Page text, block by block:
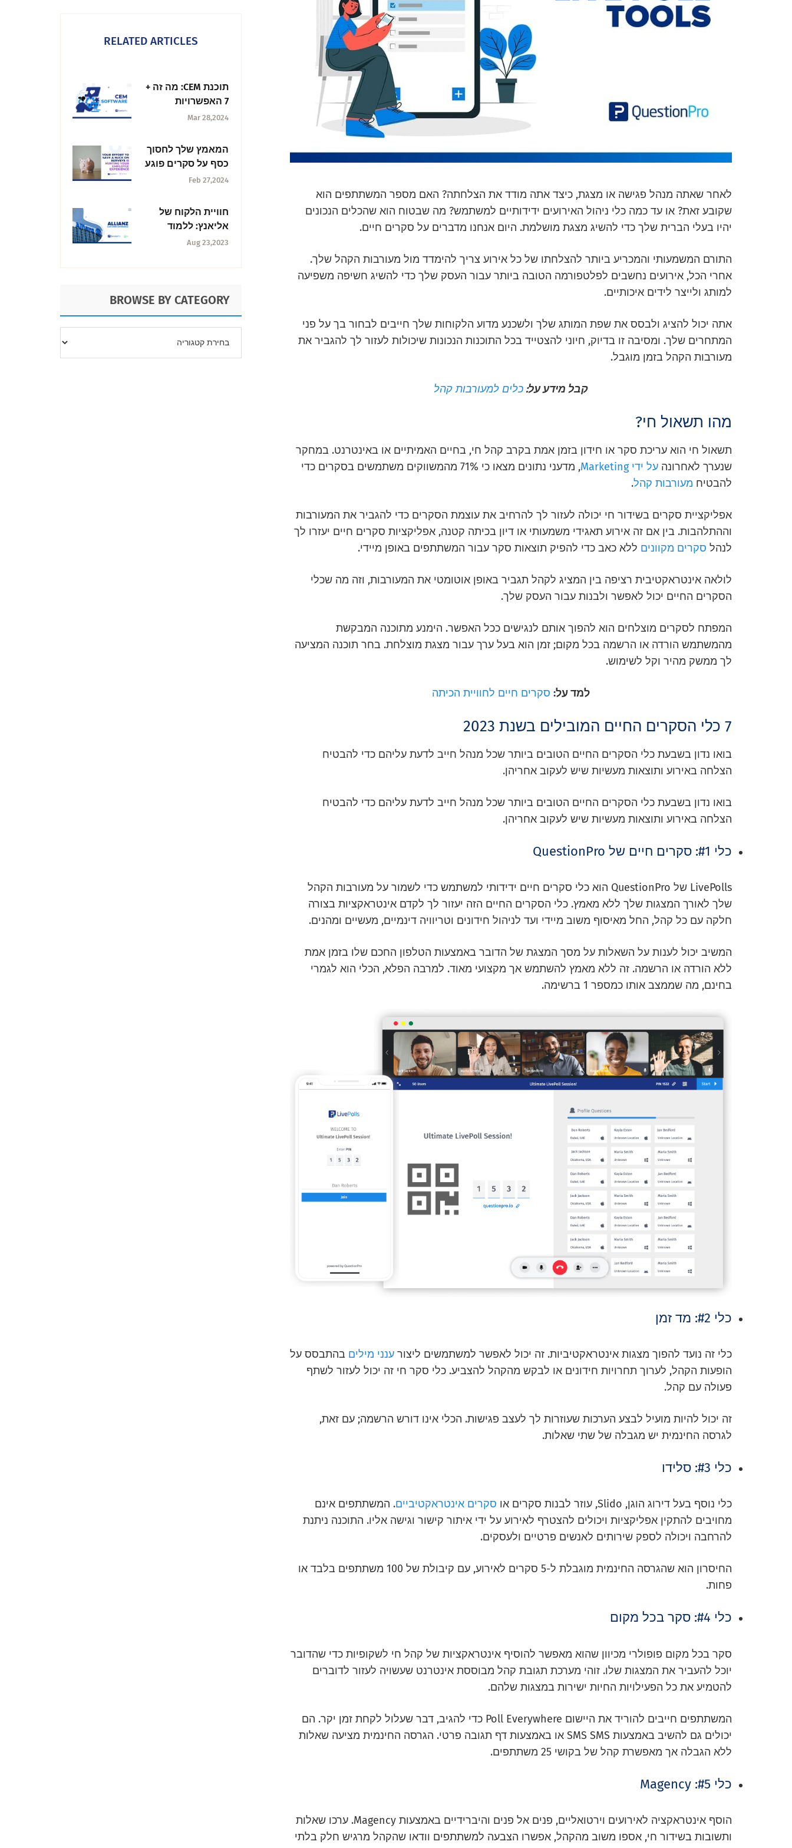
לאחר שאתה מנהל פגישה או מצגת, כיצד אתה מודד את הצלחתה? האם מספר המשתתפים הוא
שקובע זאת? או עד כמה כלי ניהול האירועים ידידותיים למשתמש? מה שבטוח הוא שהכלים הנכונים
יהיו בעלי הברית שלך כדי להשיג מצגת מושלמת. היום אנחנו מדברים על סקרים חיים.
התורם המשמעותי והמכריע ביותר להצלחתו של כל אירוע צריך להימדד מול מעורבות הקהל שלך.
אחרי הכל, אירועים נחשבים לפלטפורמה הטובה ביותר עבור העסק שלך כדי להשיג חשיפה משפיעה
למותג ולייצר לידים איכותיים.
אתה יכול להציג ולבסס את שפת המותג שלך ולשכנע מדוע הלקוחות שלך חייבים לבחור בך על פני
המתחרים שלך. ומסיבה זו בדיוק, חיוני להצטייד בכל התוכנות הנכונות שיכולות לעזור לך להגביר את
מעורבות הקהל בזמן מוגבל.
קבל מידע על: כלים למעורבות קהל
מהו תשאול חי?
תשאול חי הוא עריכת סקר או חידון בזמן אמת בקרב קהל חי, בחיים האמיתיים או באינטרנט. במחקר
שנערך לאחרונה על ידי Marketing
, מדעני נתונים מצאו כי 71% מהמשווקים משתמשים בסקרים כדי
להבטיח מעורבות קהל.
אפליקציית סקרים בשידור חי יכולה לעזור לך להרחיב את עוצמת הסקרים כדי להגביר את המעורבות
וההתלהבות. בין אם זה אירוע תאגידי משמעותי או דיון בכיתה קטנה, אפליקציות סקרים חיים יעזרו לך
לנהל סקרים מקוונים ללא כאב כדי להפיק תוצאות סקר עבור המשתתפים באופן מיידי.
לולאה אינטראקטיבית רציפה בין המציג לקהל תגביר באופן אוטומטי את המעורבות, וזה מה שכלי
הסקרים החיים יכול לאפשר ולבנות עבור העסק שלך.
המפתח לסקרים מוצלחים הוא להפוך אותם לנגישים ככל האפשר. הימנע מתוכנה המבקשת
מהמשתמש הורדה או הרשמה בכל מקום; זמן הוא בעל ערך עבור מצגת מוצלחת. בחר תוכנה המציעה
לך ממשק מהיר וקל לשימוש.
למד על: סקרים חיים לחוויית הכיתה
7 כלי הסקרים החיים המובילים בשנת 2023
בואו נדון בשבעת כלי הסקרים החיים הטובים ביותר שכל מנהל חייב לדעת עליהם כדי להבטיח
הצלחה באירוע ותוצאות מעשיות שיש לעקוב אחריהן.
בואו נדון בשבעת כלי הסקרים החיים הטובים ביותר שכל מנהל חייב לדעת עליהם כדי להבטיח
הצלחה באירוע ותוצאות מעשיות שיש לעקוב אחריהן.
כלי #1: סקרים חיים של QuestionPro
LivePolls של QuestionPro הוא כלי סקרים חיים ידידותי למשתמש כדי לשמור על מעורבות הקהל
שלך לאורך המצגות שלך ללא מאמץ. כלי הסקרים החיים הזה יעזור לך לקדם אינטראקציות בצורה
חלקה עם כל קהל, החל מאיסוף משוב מיידי ועד לניהול חידונים וטריוויה דינמיים, מעשיים ומהנים.
המשיב יכול לענות על השאלות על מסך המצגת של הדובר באמצעות הטלפון החכם שלו בזמן אמת
ללא הורדה או הרשמה. זה ללא מאמץ להשתמש אך מקצועי מאוד. למרבה הפלא, הכלי הוא לגמרי
בחינם, מה שממצב אותו כמספר 1 ברשימה.
כלי #2: מד זמן
כלי זה נועד להפוך מצגות אינטראקטיביות. זה יכול לאפשר למשתמשים ליצור ענני מילים בהתבסס על
הופעות הקהל, לערוך תחרויות חידונים או לבקש מהקהל להצביע. כלי סקר חי זה יכול לעזור לשתף
פעולה עם קהל.
זה יכול להיות מועיל לבצע הערכות שעוזרות לך לעצב פגישות. הכלי אינו דורש הרשמה; עם זאת,
לגרסה החינמית יש מגבלה של שתי שאלות.
כלי #3: סלידו
כלי נוסף בעל דירוג הוגן, Slido, עוזר לבנות סקרים או סקרים אינטראקטיביים. המשתתפים אינם
מחויבים להתקין אפליקציות ויכולים להצטרף לאירוע על ידי איתור קישור וגישה אליו. התוכנה ניתנת
להרחבה ויכולה לספק שירותים לאנשים פרטיים ולעסקים.
החיסרון הוא שהגרסה החינמית מוגבלת ל-5 סקרים לאירוע, עם קיבולת של 100 משתתפים בלבד או
פחות.
כלי #4: סקר בכל מקום
סקר בכל מקום פופולרי מכיוון שהוא מאפשר להוסיף אינטראקציות של קהל חי לשקופיות כדי שהדובר
יוכל להעביר את המצגות שלו. זוהי מערכת תגובת קהל מבוססת אינטרנט שעשויה לעזור לדוברים
להטמיע את כל הפעילויות החיות ישירות במצגות שלהם.
המשתתפים חייבים להוריד את היישום Poll Everywhere כדי להגיב, דבר שעלול לקחת זמן יקר. הם
יכולים גם להשיב באמצעות SMS SMS או באמצעות דף תגובה פרטי. הגרסה החינמית מציעה שאלות
ללא הגבלה אך מאפשרת קהל של בקושי 25 משתתפים.
כלי #5: Magency
הוסף אינטראקציה לאירועים וירטואליים, פנים אל פנים והיברידיים באמצעות Magency. ערכו שאלות
ותשובות בשידור חי, אספו משוב מהקהל, אפשרו הצבעה למשתתפים וודאו שהקהל מרגיש חלק בלתי
RELATED ARTICLES
תוכנת CEM: מה זה +
7 האפשרויות
הטובות ביותר בשנת
Mar 28,2024
המאמץ שלך לחסוך
כסף על סקרים פוגע
בחוויית העובדים
Feb 27,2024
חוויית הלקוח של
אליאנץ: ללמוד
מהמסע שלהם
Aug 23,2023
BROWSE BY CATEGORY
CATEGORY